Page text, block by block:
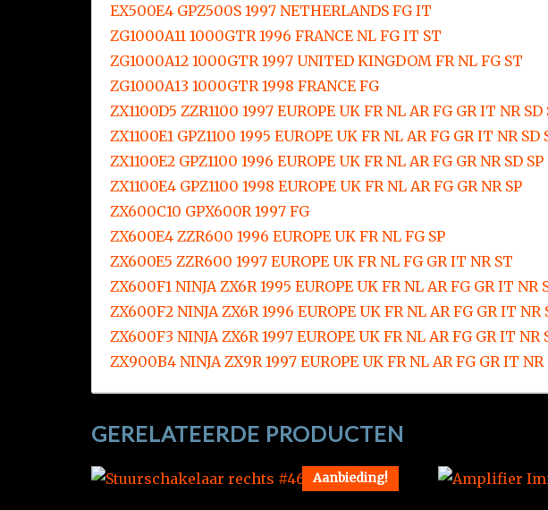
EX500E4 GPZ500S 1997 NETHERLANDS FG IT
ZG1000A11 1000GTR 1996 FRANCE NL FG IT ST
ZG1000A12 1000GTR 1997 UNITED KINGDOM FR NL FG ST
ZG1000A13 1000GTR 1998 FRANCE FG
ZX1100D5 ZZR1100 1997 EUROPE UK FR NL AR FG GR IT NR SD
ZX1100E1 GPZ1100 1995 EUROPE UK FR NL AR FG GR IT NR SD
ZX1100E2 GPZ1100 1996 EUROPE UK FR NL AR FG GR NR SD SP
ZX1100E4 GPZ1100 1998 EUROPE UK FR NL AR FG GR NR SP
ZX600C10 GPX600R 1997 FG
ZX600E4 ZZR600 1996 EUROPE UK FR NL FG SP
ZX600E5 ZZR600 1997 EUROPE UK FR NL FG GR IT NR ST
ZX600F1 NINJA ZX6R 1995 EUROPE UK FR NL AR FG GR IT NR
ZX600F2 NINJA ZX6R 1996 EUROPE UK FR NL AR FG GR IT NR
ZX600F3 NINJA ZX6R 1997 EUROPE UK FR NL AR FG GR IT NR
ZX900B4 NINJA ZX9R 1997 EUROPE UK FR NL AR FG GR IT NR
GERELATEERDE PRODUCTEN
Aanbieding!